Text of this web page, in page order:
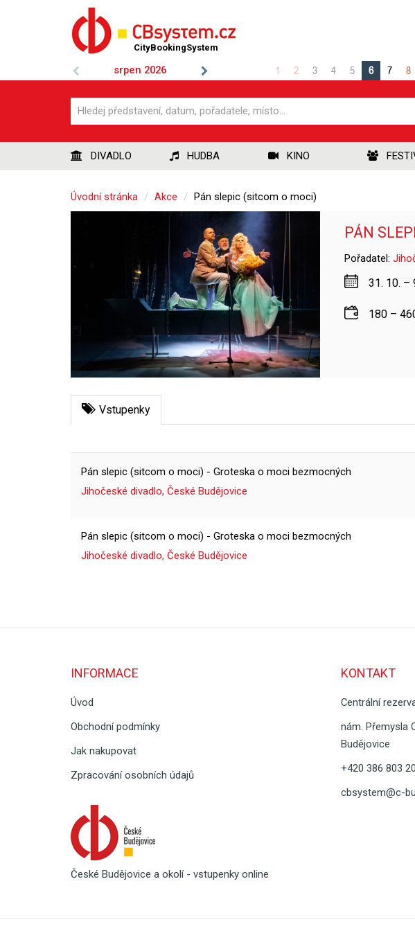
CityBookingSystem
srpen 2026 1 2 3 4 5 6 7 8
DIVADLO HUDBA KINO
Úvodní stránka Akce Pán slepic (sitcom o moci)
PÁN
Pořadatel:
31. 10. –
180 –
Vstupenky
Pán slepic (sitcom o moci) - Groteska o moci bezmocných
Jihočeské divadlo, České Budějovice
Pán slepic (sitcom o moci) - Groteska o moci bezmocných
Jihočeské divadlo, České Budějovice
INFORMACE
Úvod
Obchodní podmínky
Jak nakupovat
Zpracování osobních údajů
České Budějovice a okolí - vstupenky online
KONTAKT
Centrální
nám. Přemysla
Budějovice
+420 386 803
cbsystem@c-